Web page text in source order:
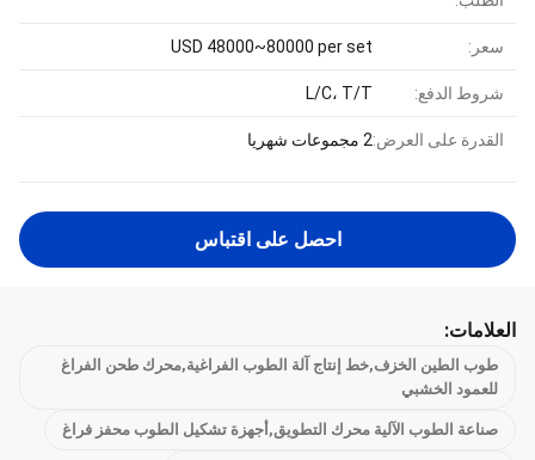
سعر: USD 48000~80000 per set
شروط الدفع: L/C، T/T
القدرة على العرض:2 مجموعات شهريا
احصل على اقتباس
العلامات:
طوب الطين الخزف,خط إنتاج آلة الطوب الفراغية,محرك طحن الفراغ
للعمود الخشبي
صناعة الطوب الآلية محرك التطويق,أجهزة تشكيل الطوب محفز فراغ